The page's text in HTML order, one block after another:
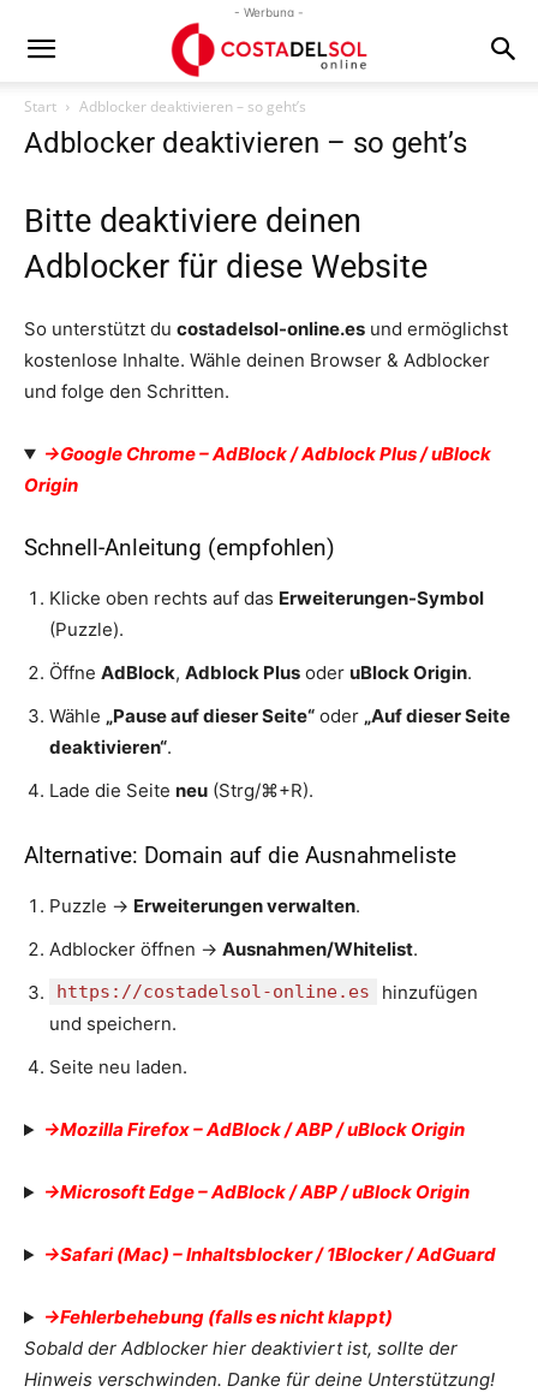
- Werbung -
Start Adblocker deaktivieren – so geht’s
Adblocker deaktivieren – so geht’s
Bitte deaktiviere deinen
Adblocker für diese Website
So unterstützt du costadelsol-online.es und ermöglichst
kostenlose Inhalte. Wähle deinen Browser & Adblocker
und folge den Schritten.
->Google Chrome – AdBlock / Adblock Plus / uBlock
Origin
Schnell-Anleitung (empfohlen)
Klicke oben rechts auf das Erweiterungen-Symbol
(Puzzle).
Öffne AdBlock, Adblock Plus oder uBlock Origin.
Wähle „Pause auf dieser Seite“ oder „Auf dieser Seite
deaktivieren“.
Lade die Seite neu (Strg/⌘+R).
Alternative: Domain auf die Ausnahmeliste
Puzzle → Erweiterungen verwalten.
Adblocker öffnen → Ausnahmen/Whitelist.
https://costadelsol-online.es
hinzufügen
und speichern.
Seite neu laden.
->Mozilla Firefox – AdBlock / ABP / uBlock Origin
->Microsoft Edge – AdBlock / ABP / uBlock Origin
->Safari (Mac) – Inhaltsblocker / 1Blocker / AdGuard
->Fehlerbehebung (falls es nicht klappt)
Sobald der Adblocker hier deaktiviert ist, sollte der
Hinweis verschwinden. Danke für deine Unterstützung!